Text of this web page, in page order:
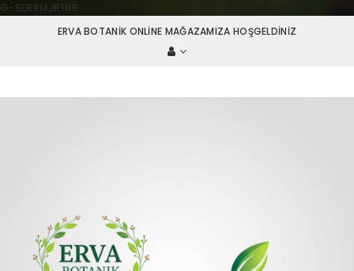
G-SLRXMJR1NR
ERVA BOTANIK ONLINE MAĞAZAMIZA HOŞGELDINIZ